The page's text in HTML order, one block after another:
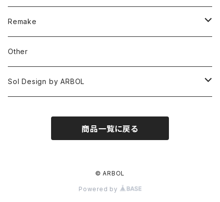
Chair
Table
Cabinet
Remake
Chair
Table
Other
Sol Design by ARBOL
商品一覧に戻る
© ARBOL
Powered by